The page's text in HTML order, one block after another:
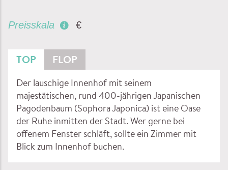
Preisskala €
TOP FLOP
Der lauschige Innenhof mit seinem
majestätischen, rund 400-jährigen Japanischen
Pagodenbaum (Sophora Japonica) ist eine Oase
der Ruhe inmitten der Stadt. Wer gerne bei
offenem Fenster schläft, sollte ein Zimmer mit
Blick zum Innenhof buchen.